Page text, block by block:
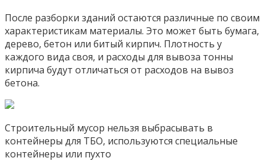
После разборки зданий остаются различные по своим
характеристикам материалы. Это может быть бумага,
дерево, бетон или битый кирпич. Плотность у
каждого вида своя, и расходы для вывоза тонны
кирпича будут отличаться от расходов на вывоз
бетона.
Строительный мусор нельзя выбрасывать в
контейнеры для ТБО, используются специальные
контейнеры или пухто